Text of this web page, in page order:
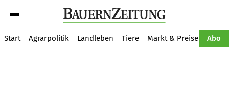
Start Agrarpolitik Landleben Tiere Markt & Preise Abo